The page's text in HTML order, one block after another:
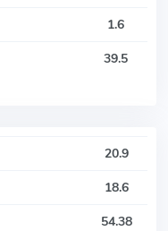
1.6
39.5
20.9
18.6
54.38